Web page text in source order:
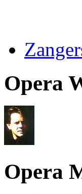
Opera
Opera